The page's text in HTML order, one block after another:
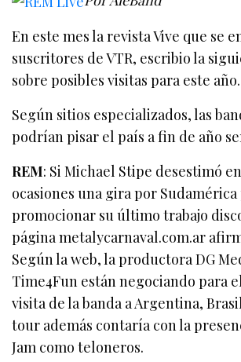
En este mes la revista Vive que se
suscritores de VTR, escribio la
sobre posibles visitas para este año.
Según sitios especializados, las
podrían pisar el país a fin de año
REM: Si Michael Stipe desestimó
ocasiones una gira por Sudamérica
promocionar su último trabajo
página metalycarnaval.com.ar
Según la web, la productora DG
Time4Fun están negociando para
visita de la banda a Argentina,
tour además contaría con la
Jam como teloneros.